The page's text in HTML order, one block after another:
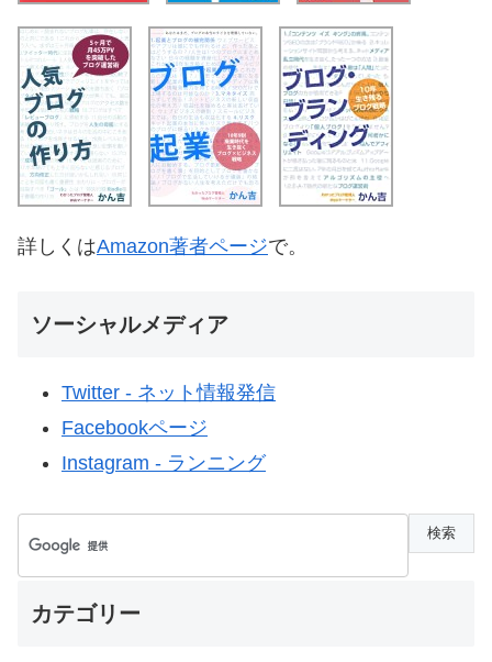
詳しくはAmazon著者ページで。
ソーシャルメディア
Twitter - ネット情報発信
Facebookページ
Instagram - ランニング
カテゴリー